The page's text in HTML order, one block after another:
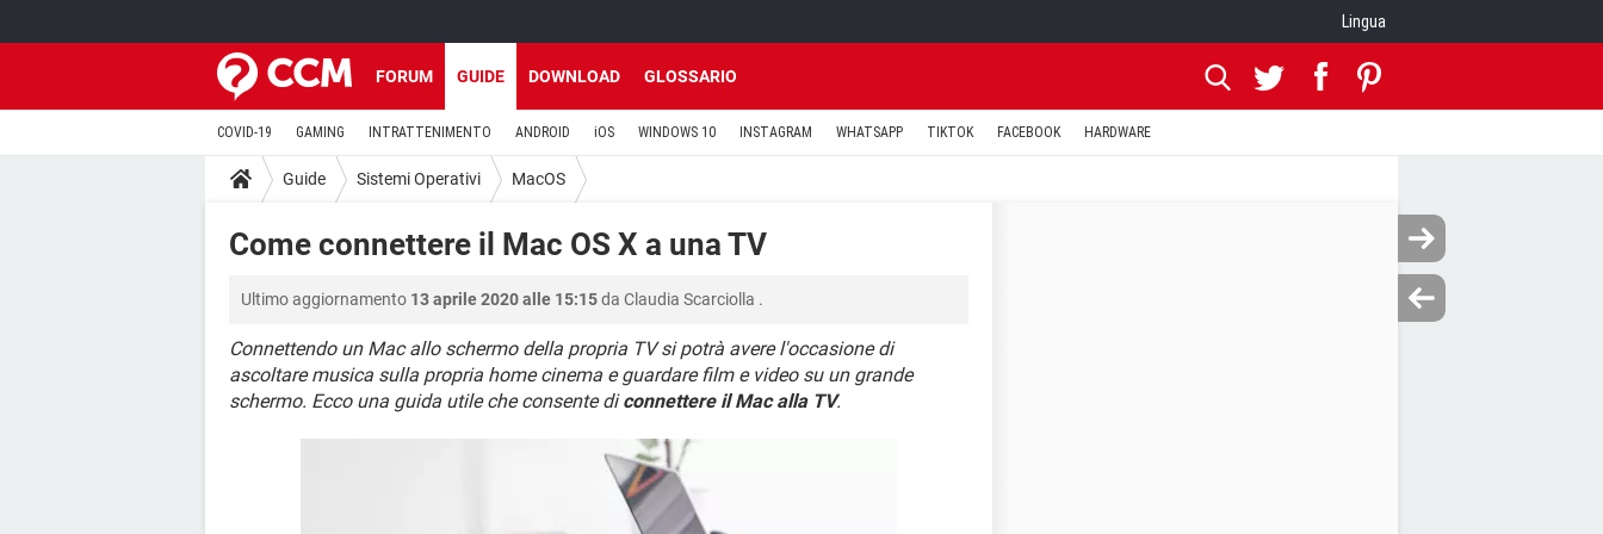
Lingua
FORUM GUIDE DOWNLOAD GLOSSARIO
COVID-19 GAMING INTRATTENIMENTO ANDROID iOS WINDOWS 10 INSTAGRAM WHATSAPP TIKTOK FACEBOOK HARDWARE
Guide Sistemi Operativi MacOS
Come connettere il Mac OS X a una TV
Ultimo aggiornamento 13 aprile 2020 alle 15:15da Claudia Scarciolla .
Connettendo un Mac allo schermo della propria TV si potrà avere l'occasione di
ascoltare musica sulla propria home cinema e guardare film e video su un grande
schermo. Ecco una guida utile che consente diconnettere il Mac alla TV.